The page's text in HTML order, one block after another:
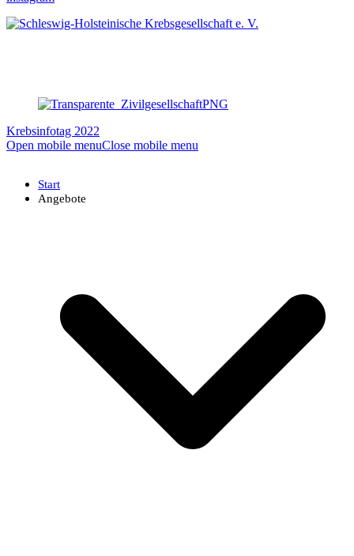
Krebsinfotag 2022
Open mobile menuClose mobile menu
Start
Angebote